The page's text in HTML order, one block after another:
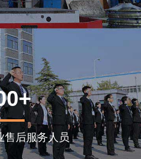
售后服务人员